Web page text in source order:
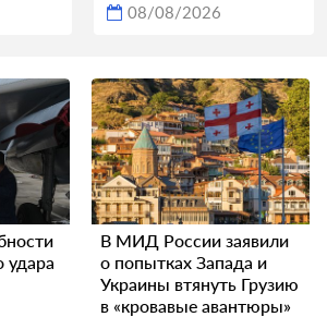
08/08/2026
удара
В МИД России заявили
о попытках Запада и
Украины втянуть Грузию
в «кровавые авантюры»